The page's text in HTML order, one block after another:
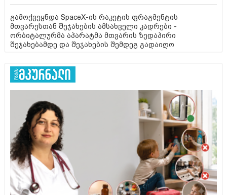
გამოქვეყნდა SpaceX-ის რაკეტის ფრაგმენტის
მთვარესთან შეჯახების ამსახველი კადრები -
ორბიტალურმა აპარატმა მთვარის ზედაპირი
შეჯახებამდე და შეჯახების შემდეგ გადაიღო